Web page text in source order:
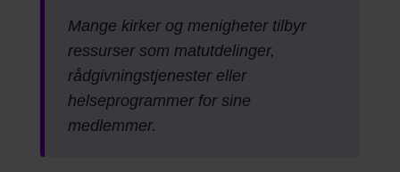
Mange kirker og menigheter tilbyr
ressurser som matutdelinger,
rådgivningstjenester eller
helseprogrammer for sine
medlemmer.